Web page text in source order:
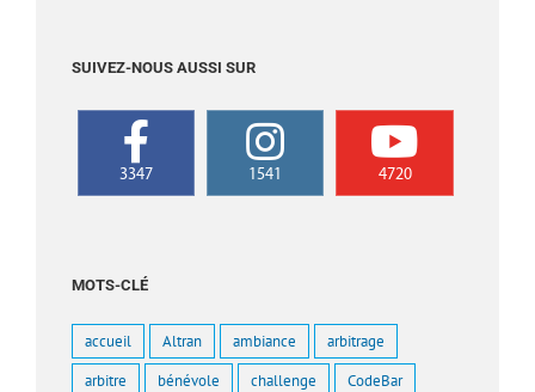
SUIVEZ-NOUS AUSSI SUR
3347 1541 4720
MOTS-CLÉ
accueil Altran ambiance arbitrage
arbitre bénévole challenge CodeBar